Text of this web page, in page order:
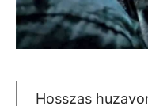
Hosszas